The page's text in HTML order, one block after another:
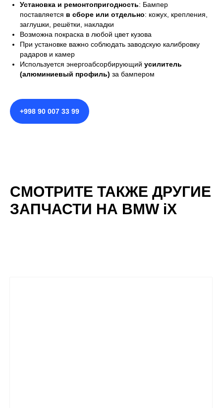
Установка и ремонтопригодность: Бампер
поставляется в сборе или отдельно: кожух, крепления,
заглушки, решётки, накладки
Возможна покраска в любой цвет кузова
При установке важно соблюдать заводскую калибровку
радаров и камер
Используется энергоабсорбирующий усилитель
(алюминиевый профиль) за бампером
+998 90 007 33 99
СМОТРИТЕ ТАКЖЕ ДРУГИЕ
ЗАПЧАСТИ НА BMW iX